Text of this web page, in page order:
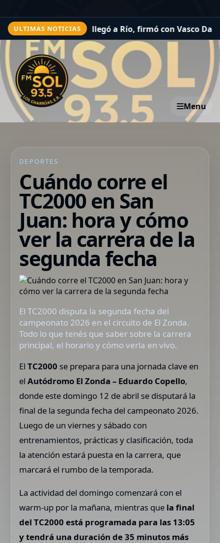
ULTIMAS NOTICIAS
tiempo récord: llegó a Río, firmó con Vasco Da Gama
Menu
DEPORTES
Cuándo corre el
TC2000 en San
Juan: hora y cómo
ver la carrera de la
segunda fecha
El TC2000 disputa la segunda fecha del
campeonato 2026 en el circuito de El Zonda.
Todo lo que tenés que saber sobre la carrera
principal, el horario y cómo verla en vivo.
ElTC2000 se prepara para una jornada clave en
elAutódromo El Zonda – Eduardo Copello,
donde este domingo 12 de abril se disputará la
final de la segunda fecha del campeonato 2026.
Luego de un viernes y sábado con
entrenamientos, prácticas y clasificación, toda
la atención estará puesta en la carrera, que
marcará el rumbo de la temporada.
La actividad del domingo comenzará con el
warm-up por la mañana, mientras que la final
del TC2000 está programada para las 13:05
y tendrá una duración de 35 minutos más